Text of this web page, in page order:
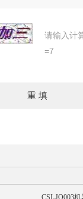
请输入计
=7
CSI-JQ003